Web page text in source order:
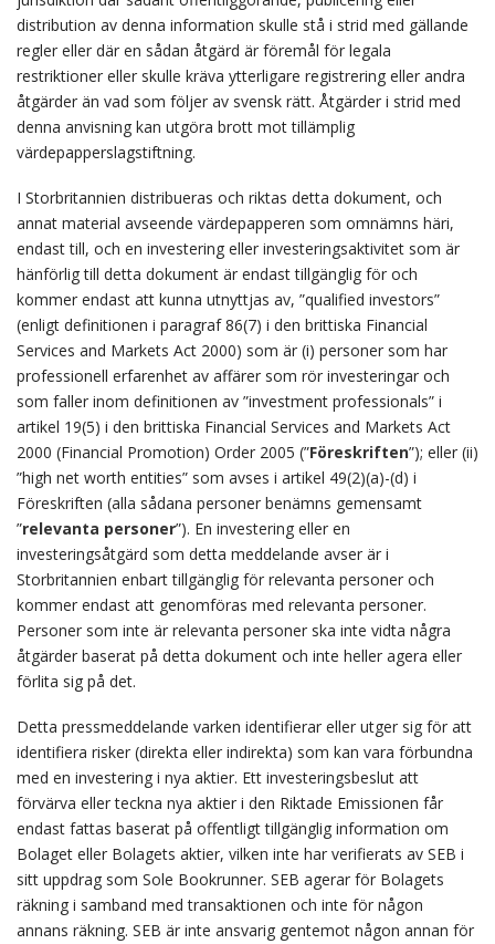
distribution av denna information skulle stå i strid med gällande
regler eller där en sådan åtgärd är föremål för legala
restriktioner eller skulle kräva ytterligare registrering eller andra
åtgärder än vad som följer av svensk rätt. Åtgärder i strid med
denna anvisning kan utgöra brott mot tillämplig
värdepapperslagstiftning.
I Storbritannien distribueras och riktas detta dokument, och
annat material avseende värdepapperen som omnämns häri,
endast till, och en investering eller investeringsaktivitet som är
hänförlig till detta dokument är endast tillgänglig för och
kommer endast att kunna utnyttjas av, ”qualified investors”
(enligt definitionen i paragraf 86(7) i den brittiska Financial
Services and Markets Act 2000) som är (i) personer som har
professionell erfarenhet av affärer som rör investeringar och
som faller inom definitionen av ”investment professionals” i
artikel 19(5) i den brittiska Financial Services and Markets Act
2000 (Financial Promotion) Order 2005 (”Föreskriften”); eller (ii)
”high net worth entities” som avses i artikel 49(2)(a)-(d) i
Föreskriften (alla sådana personer benämns gemensamt
”relevanta personer”). En investering eller en
investeringsåtgärd som detta meddelande avser är i
Storbritannien enbart tillgänglig för relevanta personer och
kommer endast att genomföras med relevanta personer.
Personer som inte är relevanta personer ska inte vidta några
åtgärder baserat på detta dokument och inte heller agera eller
förlita sig på det.
Detta pressmeddelande varken identifierar eller utger sig för att
identifiera risker (direkta eller indirekta) som kan vara förbundna
med en investering i nya aktier. Ett investeringsbeslut att
förvärva eller teckna nya aktier i den Riktade Emissionen får
endast fattas baserat på offentligt tillgänglig information om
Bolaget eller Bolagets aktier, vilken inte har verifierats av SEB i
sitt uppdrag som Sole Bookrunner. SEB agerar för Bolagets
räkning i samband med transaktionen och inte för någon
annans räkning. SEB är inte ansvarig gentemot någon annan för